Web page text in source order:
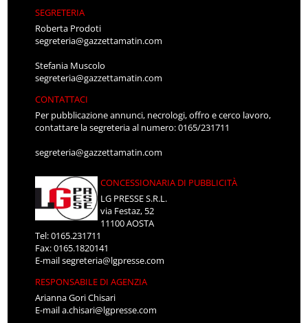
SEGRETERIA
Roberta Prodoti
segreteria@gazzettamatin.com
Stefania Muscolo
segreteria@gazzettamatin.com
CONTATTACI
Per pubblicazione annunci, necrologi, offro e cerco lavoro,
contattare la segreteria al numero: 0165/231711
segreteria@gazzettamatin.com
CONCESSIONARIA DI PUBBLICITÀ
LG PRESSE S.R.L.
via Festaz, 52
11100 AOSTA
Tel: 0165.231711
Fax: 0165.1820141
E-mailsegreteria@lgpresse.com
RESPONSABILE DI AGENZIA
Arianna Gori Chisari
E-maila.chisari@lgpresse.com